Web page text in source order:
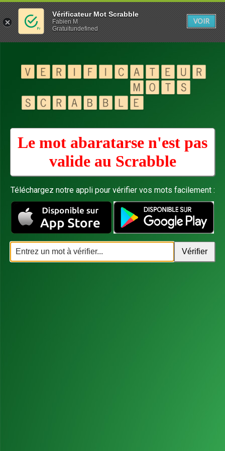
Le mot abaratarse n'est pas
valide au Scrabble
Téléchargez notre appli pour vérifier vos mots facilement :
Vérificateur Mot Scrabble
Fabien M
Gratuitundefined
VOIR